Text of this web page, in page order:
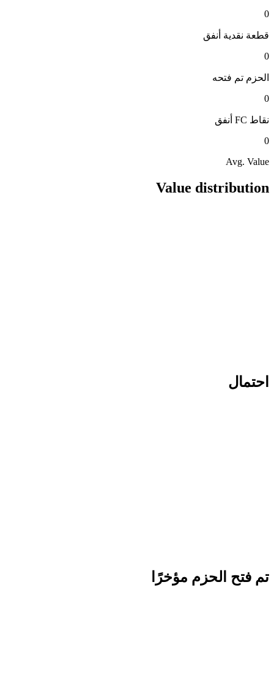
0
قطعة نقدية أنفق
0
الحزم تم فتحه
0
نقاط FC
أنفق
0
Avg. Value
Value distribution
احتمال
تم فتح الحزم مؤخرًا